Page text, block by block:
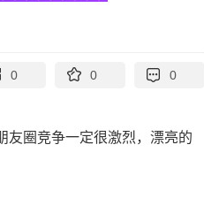
0 0 0
友圈竞争一定很激烈，漂亮的